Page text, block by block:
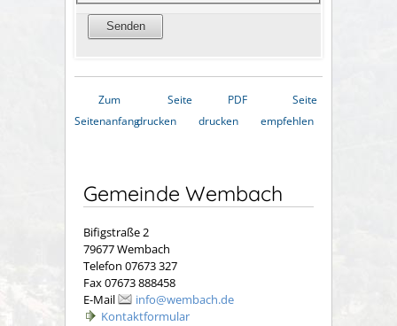
Zum
Seitenanfang
Seite
drucken
PDF
drucken
Seite
empfehlen
Gemeinde Wembach
Bifigstraße 2
79677 Wembach
Telefon 07673 327
Fax 07673 888458
E-Mail
info@wembach.de
Kontaktformular